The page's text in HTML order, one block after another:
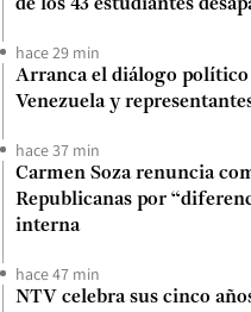
de los 43 estudiantes
hace 29 min
Arranca el diálogo político
Venezuela y
hace 37 min
Carmen Soza renuncia
Republicanas por
interna
hace 47 min
NTV celebra sus cinco